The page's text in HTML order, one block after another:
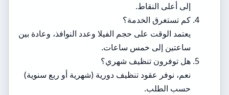
إلى أعلى النقاط.
كم تستغرق الخدمة؟
يعتمد الوقت على حجم الفيلا وعدد النوافذ، وعادة بين
ساعتين إلى خمس ساعات.
هل توفرون تنظيف شهري؟
نعم، نوفر عقود تنظيف دورية (شهرية أو ربع سنوية)
حسب الطلب.